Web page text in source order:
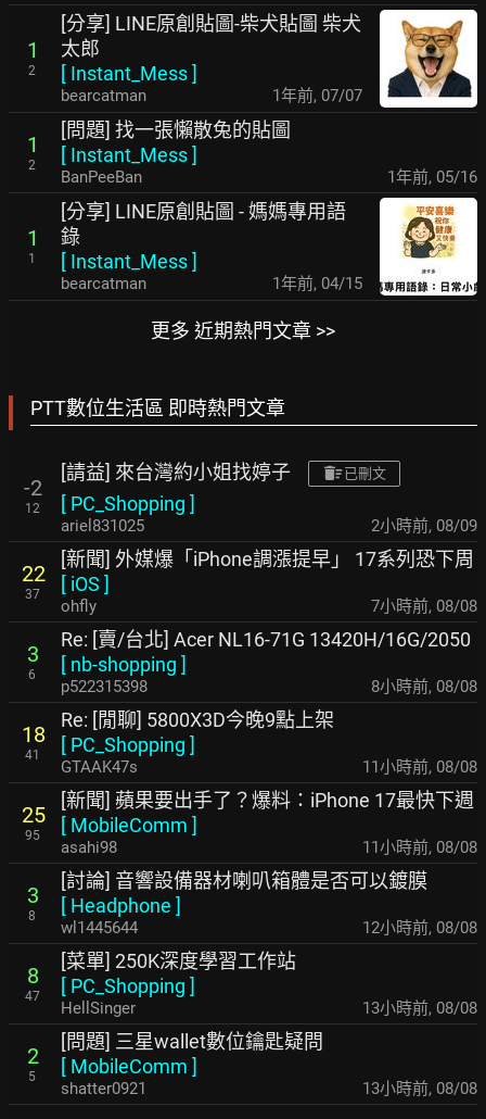
1
2
[分享] LINE原創貼圖-柴犬貼圖 柴犬
太郎
[ Instant_Mess]
bearcatman 1年前, 07/07
1
2
[問題] 找一張懶散兔的貼圖
[ Instant_Mess]
BanPeeBan 1年前, 05/16
1
1
[分享] LINE原創貼圖 - 媽媽專用語
錄
[ Instant_Mess]
bearcatman 1年前, 04/15
更多 近期熱門文章 >>
PTT數位生活區 即時熱門文章
-2
12
[請益] 來台灣約小姐找婷子 已刪文
[ PC_Shopping ]
ariel831025 2小時前, 08/09
22
37
[新聞] 外媒爆「iPhone調漲提早」 17系列恐下周
[ iOS ]
ohfly 7小時前, 08/08
3
6
Re: [賣/台北] Acer NL16-71G 13420H/16G/2050
[ nb-shopping ]
p522315398 8小時前, 08/08
18
41
Re: [閒聊] 5800X3D今晚9點上架
[ PC_Shopping ]
GTAAK47s 11小時前, 08/08
25
95
[新聞] 蘋果要出手了？爆料：iPhone 17最快下週
[ MobileComm ]
asahi98 11小時前, 08/08
3
8
[討論] 音響設備器材喇叭箱體是否可以鍍膜
[ Headphone ]
wl1445644 12小時前, 08/08
8
47
[菜單] 250K深度學習工作站
[ PC_Shopping ]
HellSinger 13小時前, 08/08
2
5
[問題] 三星wallet數位鑰匙疑問
[ MobileComm ]
shatter0921 13小時前, 08/08